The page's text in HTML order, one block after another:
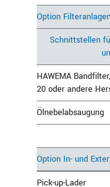
Option Filteranlagen
Schnittstellen
HAWEMA
20 oder andere
Ölnebelabsaugung
Option In- und
Pick-up-Lader